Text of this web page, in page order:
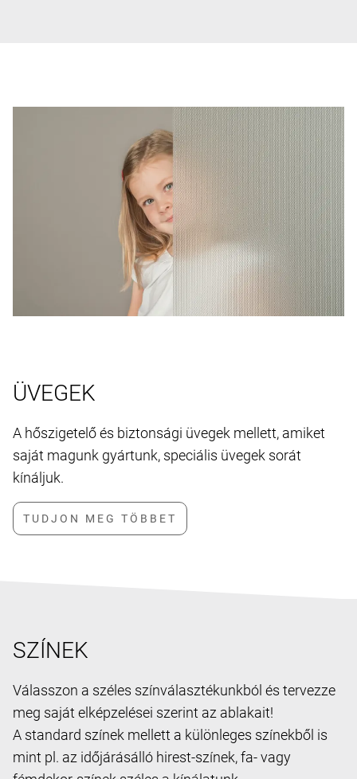
ÜVEGEK
A hőszigetelő és biztonsági üvegek mellett, amiket
saját magunk gyártunk, speciális üvegek sorát
kínáljuk.
SZÍNEK
Válasszon a széles színválasztékunkból és tervezze
meg saját elképzelései szerint az ablakait!
A standard színek mellett a különleges színekből is
mint pl. az időjárásálló hirest-színek, fa- vagy